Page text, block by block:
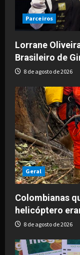
Parceiros
Lorrane
Brasileiro de
8 de agosto de 2026
Geral
Colombianas
helicóptero
8 de agosto de 2026